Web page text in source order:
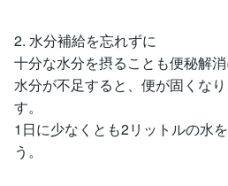
2. 水分補給を忘れずに
十分な水分を摂ることも便秘解消
水分が不足すると、便が固くな
す。
1日に少なくとも2リットルの水
う。